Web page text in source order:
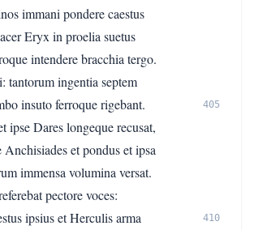
immani pondere caestus
Eryx in proelia suetus
intendere bracchia tergo.
tantorum ingentia septem
insuto ferroque rigebant.
405
ipse Dares longeque recusat,
Anchisiades et pondus et ipsa
immensa volumina versat.
pectore voces:
ipsius et Herculis arma
410